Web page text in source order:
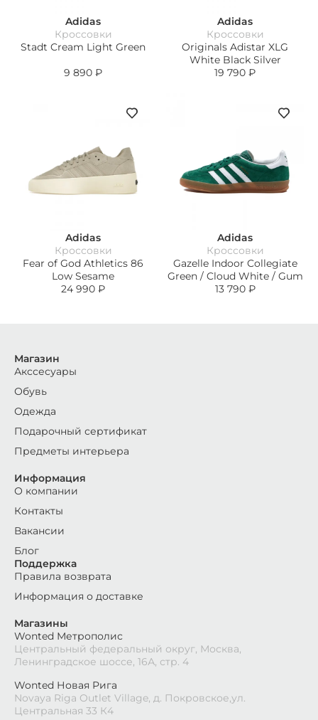
Adidas
Кроссовки
Stadt Cream Light Green
9 890 ₽
Adidas
Кроссовки
Originals Adistar XLG
White Black Silver
19 790 ₽
Adidas
Кроссовки
Fear of God Athletics 86
Low Sesame
24 990 ₽
Adidas
Кроссовки
Gazelle Indoor Collegiate
Green / Cloud White / Gum
13 790 ₽
Магазины
Wonted Метрополис
Центральный федеральный округ, Москва,
Ленинградское шоссе, 16А, стр. 4
Wonted Новая Рига
Novaya Riga Outlet Village, д. Покровское,ул.
Центральная 33 К4
Магазин
Акссесуары
Обувь
Одежда
Подарочный сертификат
Предметы интерьера
Информация
О компании
Контакты
Вакансии
Блог
Поддержка
Правила возврата
Информация о доставке